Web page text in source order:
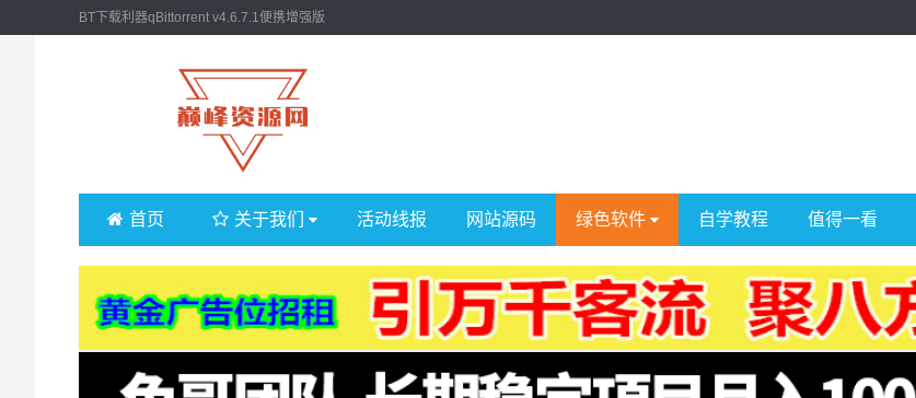
BT下载利器qBittorrent v4.6.7.1便携增强版
首页 关于我们 活动线报 网站源码 绿色软件 自学教程 值得一看